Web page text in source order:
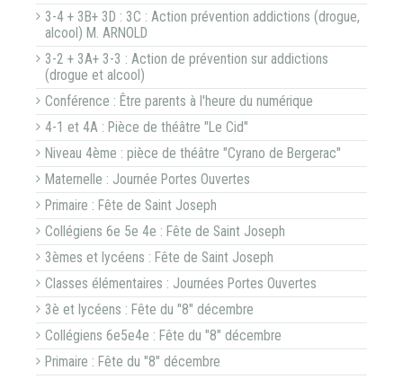
3-4 + 3B+ 3D : 3C : Action prévention addictions (drogue,
alcool) M. ARNOLD
3-2 + 3A+ 3-3 : Action de prévention sur addictions
(drogue et alcool)
Conférence : Être parents à l'heure du numérique
4-1 et 4A : Pièce de théâtre "Le Cid"
Niveau 4ème : pièce de théâtre "Cyrano de Bergerac"
Maternelle : Journée Portes Ouvertes
Primaire : Fête de Saint Joseph
Collégiens 6e 5e 4e : Fête de Saint Joseph
3èmes et lycéens : Fête de Saint Joseph
Classes élémentaires : Journées Portes Ouvertes
3è et lycéens : Fête du "8" décembre
Collégiens 6e5e4e : Fête du "8" décembre
Primaire : Fête du "8" décembre